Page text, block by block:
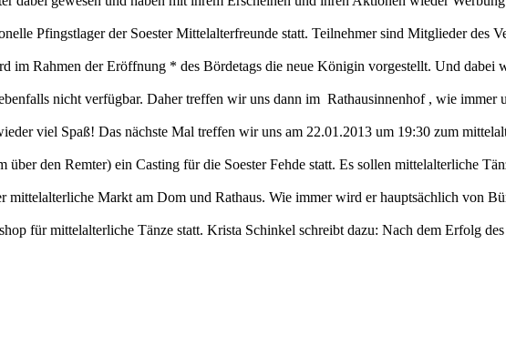
Pfingstlager der Soester Mittelalterfreunde statt. Teilnehmer sind Mitglieder des
im Rahmen der Eröffnung * des Bördetags die neue Königin vorgestellt. Und
nicht verfügbar. Daher treffen wir uns dann im Rathausinnenhof , wie
viel Spaß! Das nächste Mal treffen wir uns am 22.01.2013 um 19:30 zum
den Remter) ein Casting für die Soester Fehde statt. Es sollen mittelalterliche
Markt am Dom und Rathaus. Wie immer wird er hauptsächlich von
für mittelalterliche Tänze statt. Krista Schinkel schreibt dazu: Nach dem Erfolg